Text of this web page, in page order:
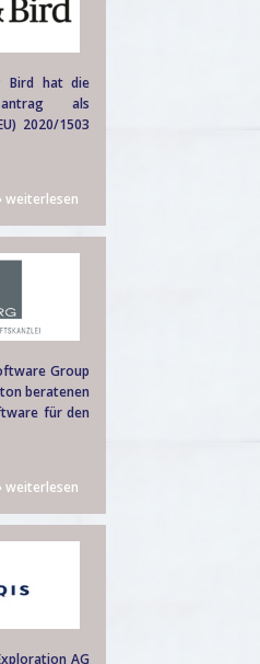
Bird hat die
als
2020/1503
weiterlesen
Group
beratenen
für den
weiterlesen
AG